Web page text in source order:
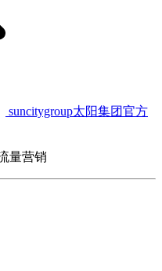
suncitygroup太阳集团官方
量营销